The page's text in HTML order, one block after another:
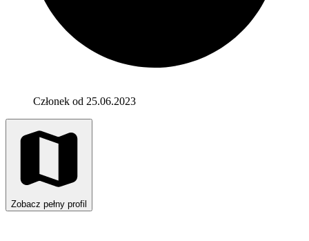
Członek od 25.06.2023
Zobacz pełny profil